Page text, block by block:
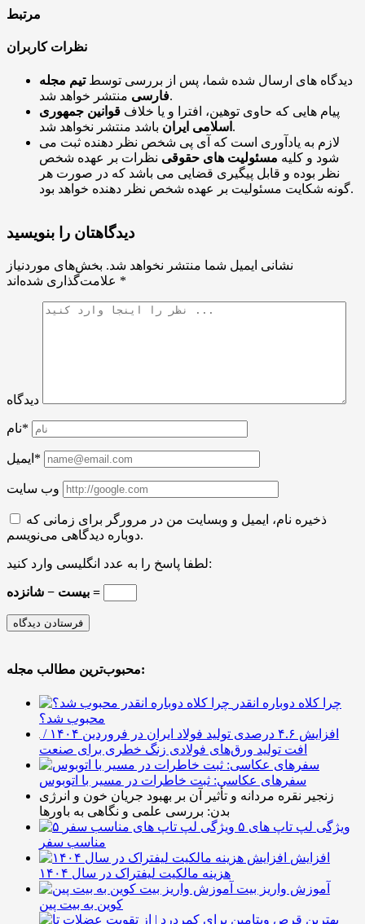
مرتبط
نظرات کاربران
دیدگاه های ارسال شده شما، پس از بررسی توسطتیم مجله
فارسیمنتشر خواهد شد.
پیام هایی که حاوی توهین، افترا و یا خلاف قوانین جمهوری
اسلامی ایران باشد منتشر نخواهد شد.
لازم به یادآوری است که آی پی شخص نظر دهنده ثبت می
شود و کلیه مسئولیت های حقوقی نظرات بر عهده شخص
نظر بوده و قابل پیگیری قضایی می باشد که در صورت هر
گونه شکایت مسئولیت بر عهده شخص نظر دهنده خواهد بود.
دیدگاهتان را بنویسید
نشانی ایمیل شما منتشر نخواهد شد. بخش‌های موردنیاز
*
دیدگاه
نام*
ایمیل*
وب سایت
ذخیره نام، ایمیل و وبسایت من در مرورگر برای زمانی که
دوباره دیدگاهی می‌نویسم.
لطفا پاسخ را به عدد انگلیسی وارد کنید:
بیست − شانزده =
محبوب‌ترین مطالب مجله:
چرا کلاه دوباره انقدر
محبوب شد؟
افزایش ۴.۶ درصدی تولید فولاد ایران در فروردین ۱۴۰۴ /
افت تولید ورق‌های فولادی زنگ خطری برای صنعت
سفرهای عکاسی: ثبت خاطرات در مسیر با اتوبوس
زنجیر نقره مردانه و تأثیر آن بر بهبود جریان خون و انرژی
بدن: بررسی علمی و نگاهی به باورها
۵ ویژگی لپ تاپ های
مناسب سفر
افزایش
هزینه مالکیت لیفتراک در سال ۱۴۰۴
آموزش واریز بیت
کوین به بیت پین